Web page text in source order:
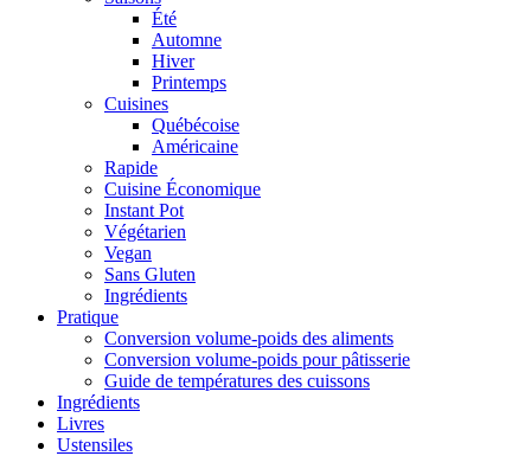
Été
Automne
Hiver
Printemps
Cuisines
Québécoise
Américaine
Rapide
Cuisine Économique
Instant Pot
Végétarien
Vegan
Sans Gluten
Ingrédients
Pratique
Conversion volume-poids des aliments
Conversion volume-poids pour pâtisserie
Guide de températures des cuissons
Ingrédients
Livres
Ustensiles